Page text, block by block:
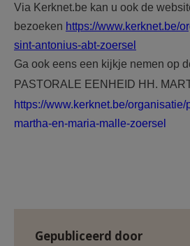
Via Kerknet.be kan u ook de
bezoeken https://www.kerknet.be/
sint-antonius-abt-zoersel
Ga ook eens een kijkje nemen op
PASTORALE EENHEID HH.
https://www.kerknet.be/
martha-en-maria-malle-zoersel
Gepubliceerd door